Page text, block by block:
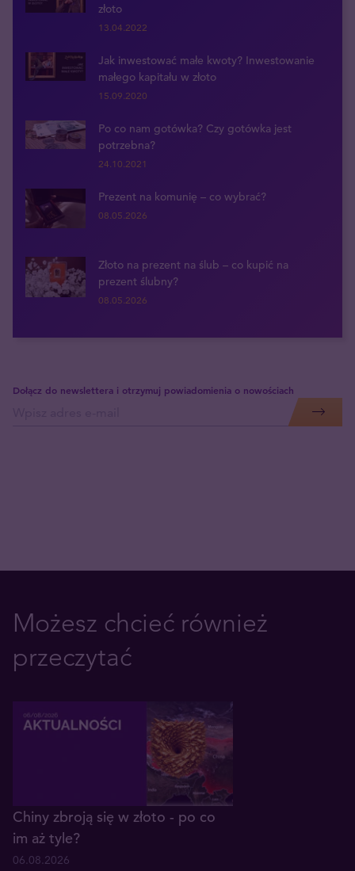
złoto
13.04.2022
Jak inwestować małe kwoty? Inwestowanie
małego kapitału w złoto
15.09.2020
Po co nam gotówka? Czy gotówka jest
potrzebna?
24.10.2021
Prezent na komunię – co wybrać?
08.05.2026
Złoto na prezent na ślub – co kupić na
prezent ślubny?
08.05.2026
Dołącz do newslettera i otrzymuj powiadomienia o nowościach
Możesz chcieć również
przeczytać
Chiny zbroją się w złoto - po co
im aż tyle?
06.08.2026